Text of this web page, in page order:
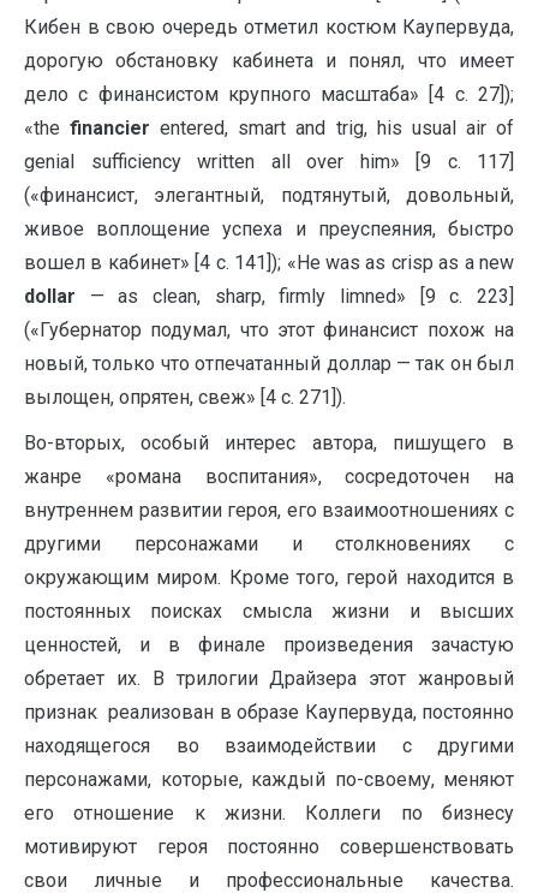
Кибен в свою очередь отметил костюм Каупервуда,
дорогую обстановку кабинета и понял, что имеет
дело с финансистом крупного масштаба» [4 c. 27]);
«thefinancier entered, smart and trig, his usual air of
genial sufficiency written all over him» [9 c. 117]
(«финансист, элегантный, подтянутый, довольный,
живое воплощение успеха и преуспеяния, быстро
вошел в кабинет» [4 c. 141]); «He was as crisp as a new
dollar — as clean, sharp, firmly limned» [9 c. 223]
(«Губернатор подумал, что этот финансист похож на
новый, только что отпечатанный доллар — так он был
вылощен, опрятен, свеж» [4 c. 271]).
Во-вторых, особый интерес автора, пишущего в
жанре «романа воспитания», сосредоточен на
внутреннем развитии героя, его взаимоотношениях с
другими персонажами и столкновениях с
окружающим миром. Кроме того, герой находится в
постоянных поисках смысла жизни и высших
ценностей, и в финале произведения зачастую
обретает их. В трилогии Драйзера этот жанровый
признак реализован в образе Каупервуда, постоянно
находящегося во взаимодействии с другими
персонажами, которые, каждый по-своему, меняют
его отношение к жизни. Коллеги по бизнесу
мотивируют героя постоянно совершенствовать
свои личные и профессиональные качества.